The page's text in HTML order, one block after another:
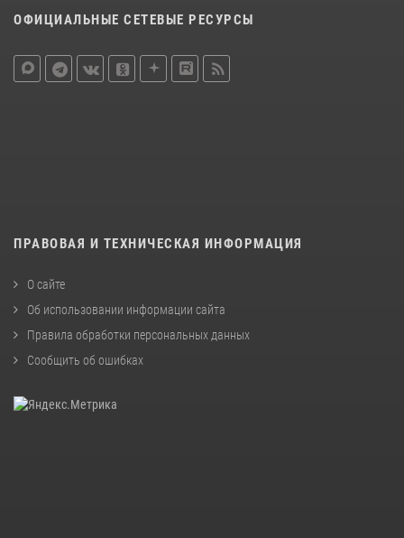
ОФИЦИАЛЬНЫЕ СЕТЕВЫЕ РЕСУРСЫ
ПРАВОВАЯ И ТЕХНИЧЕСКАЯ ИНФОРМАЦИЯ
О сайте
Об использовании информации сайта
Правила обработки персональных данных
Сообщить об ошибках